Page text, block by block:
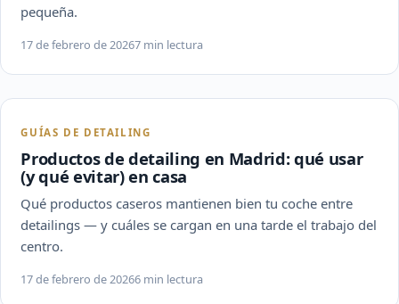
pequeña.
17 de febrero de 20267 min lectura
GUÍAS DE DETAILING
Productos de detailing en Madrid: qué usar
(y qué evitar) en casa
Qué productos caseros mantienen bien tu coche entre
detailings — y cuáles se cargan en una tarde el trabajo del
centro.
17 de febrero de 20266 min lectura